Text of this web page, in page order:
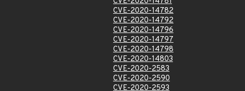
CVE-2020-14782
CVE-2020-14792
CVE-2020-14796
CVE-2020-14797
CVE-2020-14798
CVE-2020-14803
CVE-2020-2583
CVE-2020-2590
CVE-2020-2593